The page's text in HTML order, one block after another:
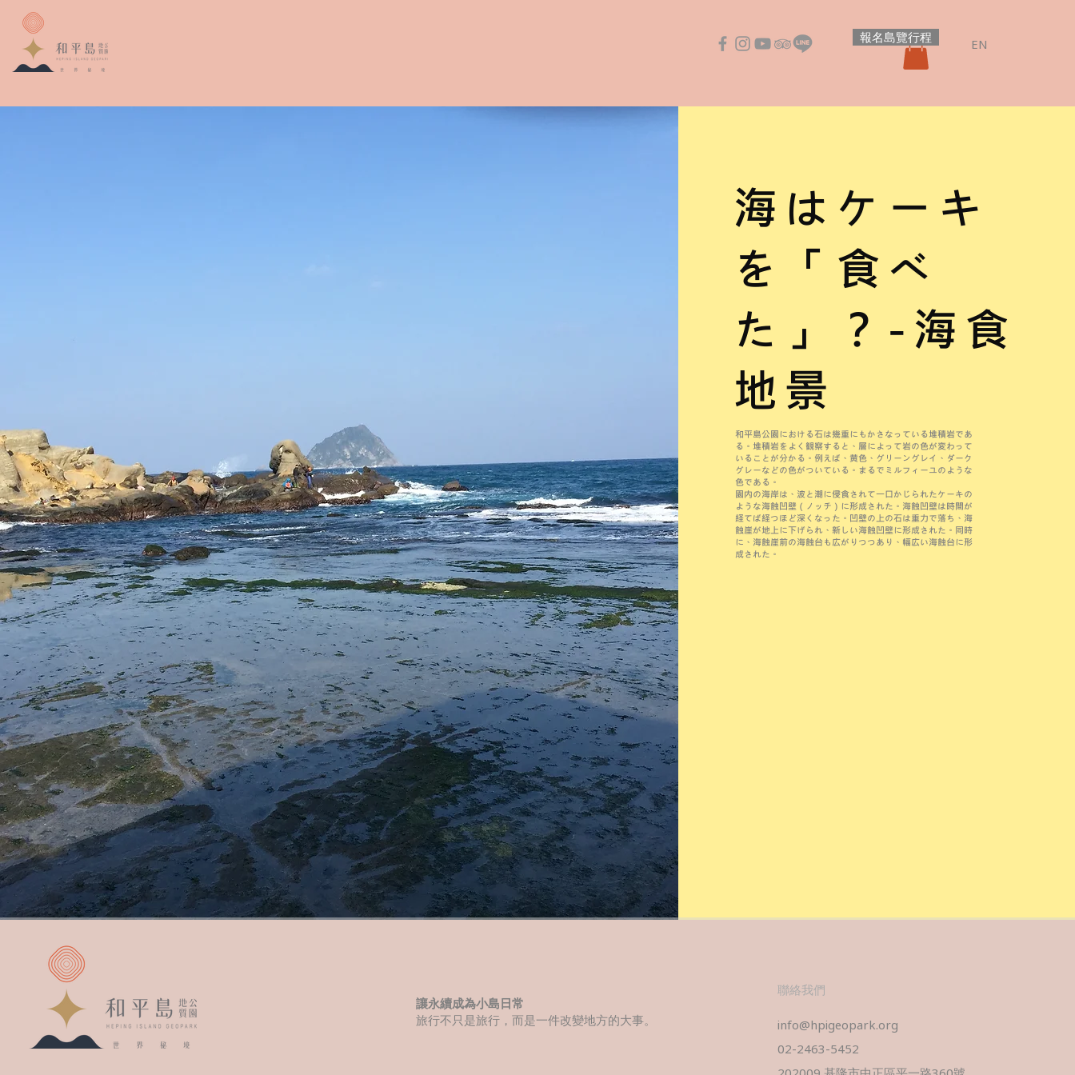
報名島覽行程 EN
海はケーキ
を「食べ
た」？-海食
地景
和平島公園における石は幾重にもかさなっている堆積岩であ
る。堆積岩をよく観察すると、層によって岩の色が変わって
いることが分かる。例えば、黄色、グリーングレイ、ダーク
グレーなどの色がついている。まるでミルフィーユのような
色である。
園内の海岸は、波と潮に侵食されて一口かじられたケーキの
ような海蝕凹壁（ノッチ）に形成された。海蝕凹壁は時間が
経てば経つほど深くなった。凹壁の上の石は重力で落ち、海
蝕崖が地上に下げられ、新しい海蝕凹壁に形成された。同時
に、海蝕崖前の海蝕台も広がりつつあり、幅広い海蝕台に形
成された。
讓永續成為小島日常
旅行不只是旅行，而是一件改變地方的大事。​
​聯絡我們
info@hpigeopark.org
02-2463-5452